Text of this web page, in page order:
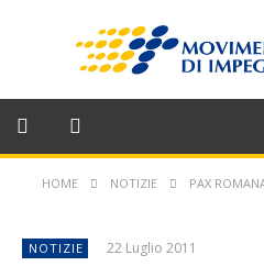
HOME NOTIZIE PAX
NOTIZIE 22 Luglio 2011